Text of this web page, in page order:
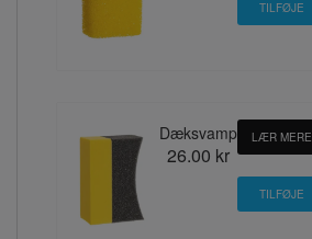
Dæksvamp
26.00 kr
LÆR MERE